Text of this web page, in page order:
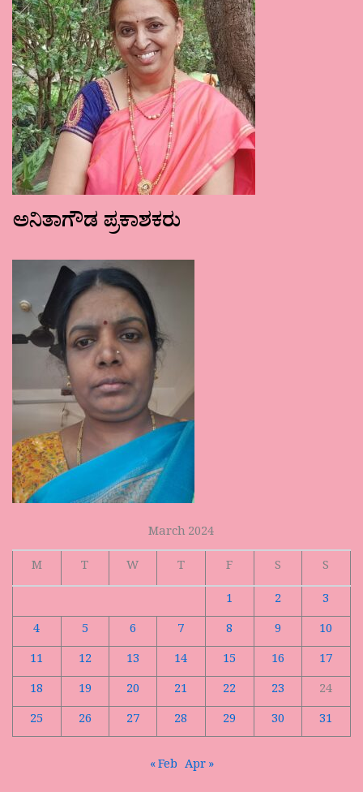
ಅನಿತಾಗೌಡ ಪ್ರಕಾಶಕರು
March 2024
M
T W T F S
S
1
2
3
4
5 6 7 8 9
10
11
12 13 14 15 16
17
18
19 20 21 22 23
24
25
26 27 28 29 30 31
« Feb Apr »